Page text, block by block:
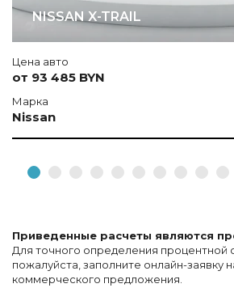
NISSAN X-TRAIL
Цена авто
от 93 485 BYN
Марка
Nissan
Приведенные расчеты являются
Для точного определения процентной
пожалуйста, заполните онлайн-заявку
коммерческого предложения.